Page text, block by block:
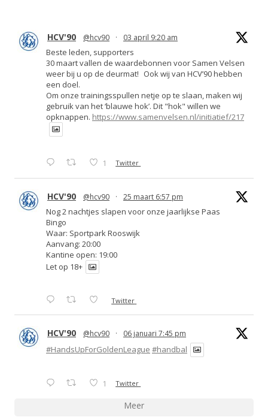
HCV'90 @hcv90 · 03 april 9:20 am
Beste leden, supporters
30 maart vallen de waardebonnen voor Samen Velsen
weer bij u op de deurmat! Ook wij van HCV’90 hebben
een doel.
Om onze trainingsspullen netje op te slaan, maken wij
gebruik van het ‘blauwe hok’. Dit "hok" willen we
opknappen. https://www.samenvelsen.nl/initiatief/217
1 Twitter
HCV'90 @hcv90 · 25 maart 6:57 pm
Nog 2 nachtjes slapen voor onze jaarlijkse Paas
Bingo
Waar: Sportpark Rooswijk
Aanvang: 20:00
Kantine open: 19:00
Let op 18+
Twitter
HCV'90 @hcv90 · 06 januari 7:45 pm
#HandsUpForGoldenLeague #handbal
1 Twitter
Meer